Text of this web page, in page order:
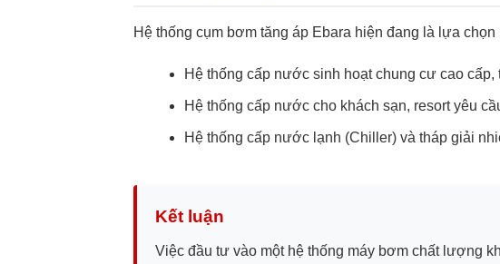
Hệ thống cụm bơm tăng áp Ebara hiện đang là lựa
Hệ thống cấp nước sinh hoạt chung cư cao cấp,
Hệ thống cấp nước cho khách sạn, resort yêu
Hệ thống cấp nước lạnh (Chiller) và tháp giải
Kết luận
Việc đầu tư vào một hệ thống máy bơm chất lượng